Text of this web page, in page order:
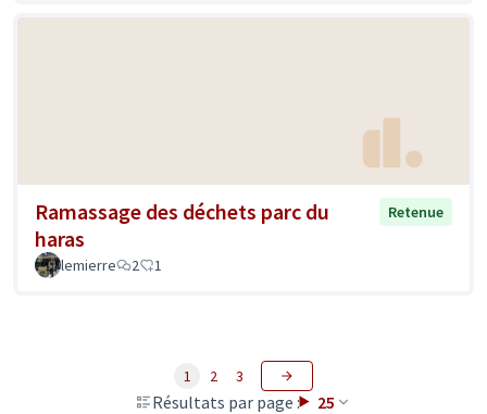
Ramassage des déchets parc du
haras
Retenue
lemierre 2 1
Résultats par page : 25
1 2 3